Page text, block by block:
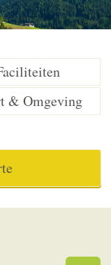
& Omgeving